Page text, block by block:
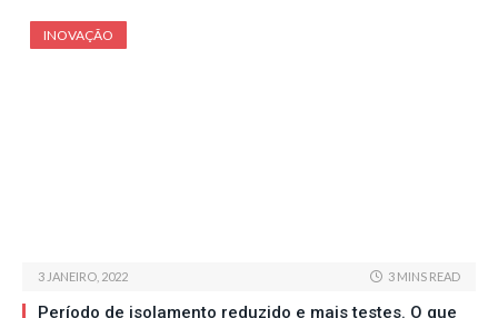
INOVAÇÃO
3 JANEIRO, 2022 3 MINS READ
Período de isolamento reduzido e mais testes. O que